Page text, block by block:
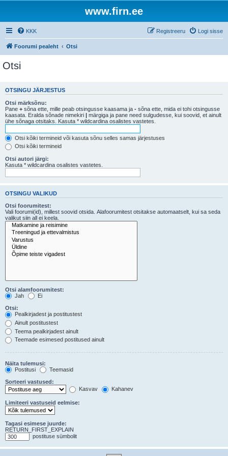
www.firn.ee
KKK Logi sisse
Registreeru
Foorumi pealeht Otsi
Otsi
OTSINGU JÄRJESTUS
Otsi märksõnu:
Pane + sõna ette, mille peab otsingusse kaasama ja - sõna ette, mida ei tohi otsingusse
kaasata. Eralda sõnade nimekiri | märgiga ja pane need sulgudesse, kui soovid, et ainult
ühe sõnaga otsitaks. Kasuta * wildcardina osalistes vastetes.
Otsi kõiki termineid või kasuta sõnu selles samas järjestuses
Otsi kõiki termineid
Otsi autori järgi:
Kasuta * wildcardina osalistes vastetes.
OTSINGU VALIKUD
Otsi foorumitest:
Vali foorumi(id), millest soovid otsida. Alafoorumitest otsitakse automaatselt, kui sa seda
valikut siin all ei keela.
Otsi alamfoorumitest:
Jah
Ei
Otsi:
Pealkirjadest ja postitustest
Ainult postitustest
Teema pealkirjadest ainult
Teemade esimesed postitused ainult
Näita tulemusi:
Postitusi
Teemasid
Sorteeri vastused:
Kasvav
Kahanev
Limiteeri vastuseid eelmise:
Tagasi esimese juurde:
RETURN_FIRST_EXPLAIN
postituse sümbolit